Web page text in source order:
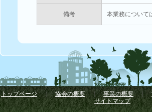
備考 本業務について
トップページ｜ 協会の概要｜ 事業の概要 ｜
サイトマップ